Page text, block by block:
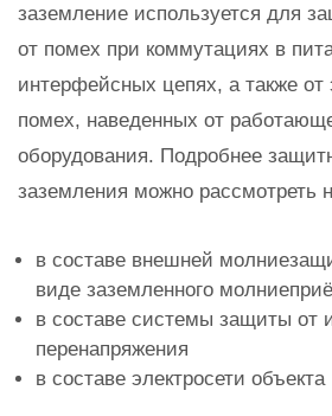
заземление используется для
от помех при коммутациях в
интерфейсных цепях, а также от
помех, наведенных от
оборудования. Подробнее
заземления можно рассмотреть
в составе внешней
виде заземленного
в составе системы защиты от
перенапряжения
в составе электросети объекта